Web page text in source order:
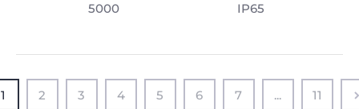
5000 IP65
1 2 3 4 5 6 7 ... 11